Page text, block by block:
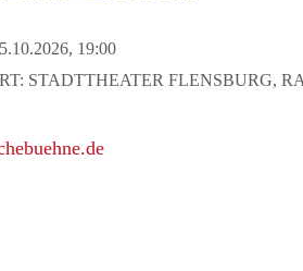
19:00
STADTTHEATER FLENSBURG,